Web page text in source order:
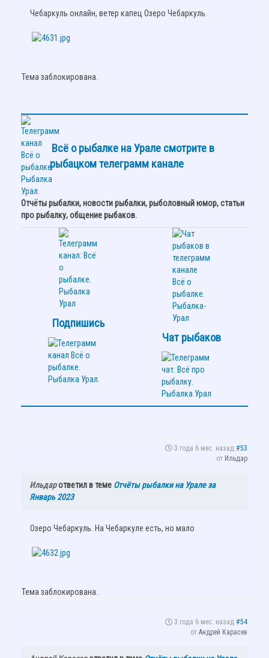
Чебаркуль онлайн, ветер капец Озеро Чебаркуль.
Тема заблокирована.
Всё о рыбалке на Урале смотрите в
рыбацком телеграмм канале
Отчёты рыбалки, новости рыбалки, рыболовный юмор, статьи
про рыбалку, общение рыбаков.
Подпишись
Чат рыбаков
3 года 6 мес. назад #53
от Ильдар
Ильдарответил в теме Отчёты рыбалки на Урале за
Январь 2023
Озеро Чебаркуль. На Чебаркуле есть, но мало
Тема заблокирована.
3 года 6 мес. назад #54
от Андрей Карасев